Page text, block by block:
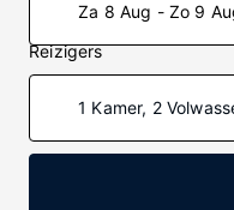
Za 8 Aug - Zo 9
Reizigers
1 Kamer, 2